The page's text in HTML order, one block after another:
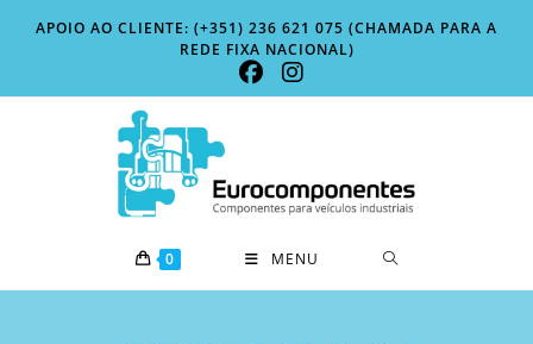
APOIO AO CLIENTE: (+351) 236 621 075 (CHAMADA PARA A
REDE FIXA NACIONAL)
0 MENU